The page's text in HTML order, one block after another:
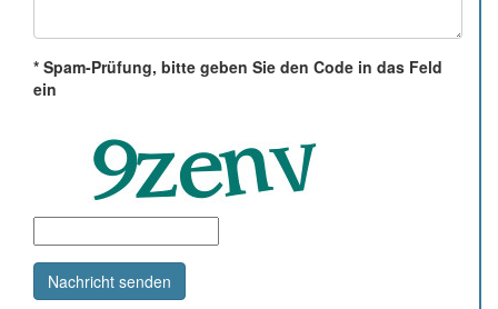
* Spam-Prüfung, bitte geben Sie den Code in das Feld
ein